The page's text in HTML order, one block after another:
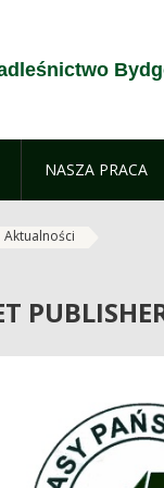
NASZA PRACA
Aktualności